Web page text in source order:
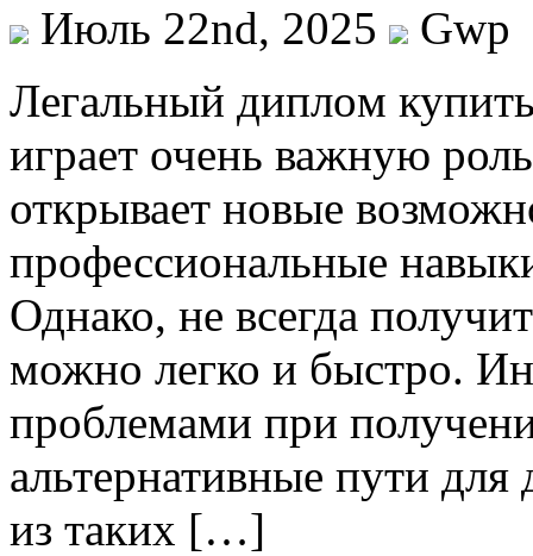
Июль 22nd, 2025
Gwp
Лeгaльный диплoм
играет очень важную
открывает новые
профессиональные
Однако, не всегда
можно легко и быстро.
проблемами при
альтернативные пути
из таких […]